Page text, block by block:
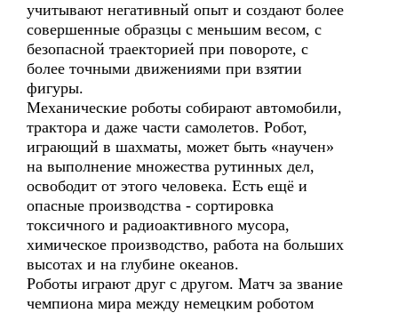
учитывают негативный опыт и создают более
совершенные образцы с меньшим весом, с
безопасной траекторией при повороте, с
более точными движениями при взятии
фигуры.
Механические роботы собирают автомобили,
трактора и даже части самолетов. Робот,
играющий в шахматы, может быть «научен»
на выполнение множества рутинных дел,
освободит от этого человека. Есть ещё и
опасные производства - сортировка
токсичного и радиоактивного мусора,
химическое производство, работа на больших
высотах и на глубине океанов.
Роботы играют друг с другом. Матч за звание
чемпиона мира между немецким роботом